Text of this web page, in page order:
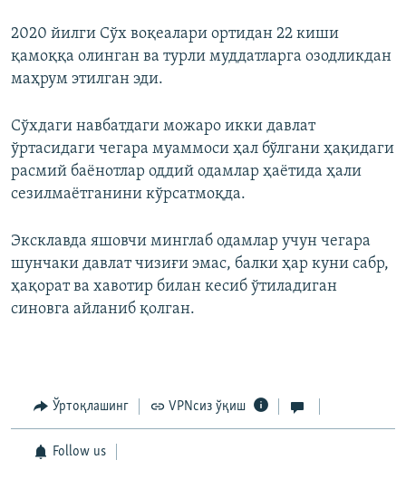
2020 йилги Сўх воқеалари ортидан 22 киши
қамоққа олинган ва турли муддатларга озодликдан
маҳрум этилган эди.
Сўхдаги навбатдаги можаро икки давлат
ўртасидаги чегара муаммоси ҳал бўлгани ҳақидаги
расмий баёнотлар оддий одамлар ҳаётида ҳали
сезилмаётганини кўрсатмоқда.
Эксклавда яшовчи минглаб одамлар учун чегара
шунчаки давлат чизиғи эмас, балки ҳар куни сабр,
ҳақорат ва хавотир билан кесиб ўтиладиган
синовга айланиб қолган.
Ўртоқлашинг VPNсиз ўқиш
Follow us